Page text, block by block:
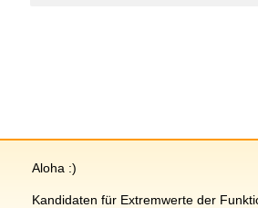
Aloha :)
Kandidaten für Extremwerte der